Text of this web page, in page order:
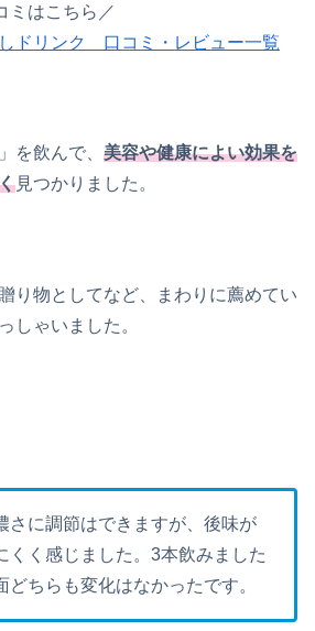
ミはこちら／
しドリンク 口コミ・レビュー一覧
を飲んで、 美容や健康によい効果を
見つかりました。
り物としてなど、まわりに薦めてい
しゃいました。
さに調節はできますが、後味が
くく感じました。3本飲みました
どちらも変化はなかったです。